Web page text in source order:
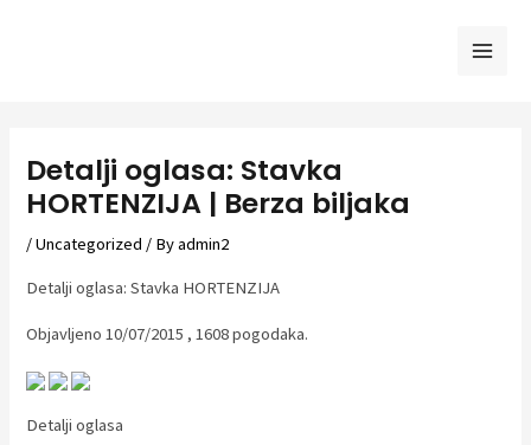
Detalji oglasa: Stavka
HORTENZIJA | Berza biljaka
/Uncategorized / Byadmin2
Detalji oglasa: Stavka HORTENZIJA
Objavljeno 10/07/2015 , 1608 pogodaka.
Detalji oglasa